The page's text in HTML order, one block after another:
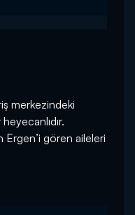
merkezindeki
Ergen’i gören aileleri